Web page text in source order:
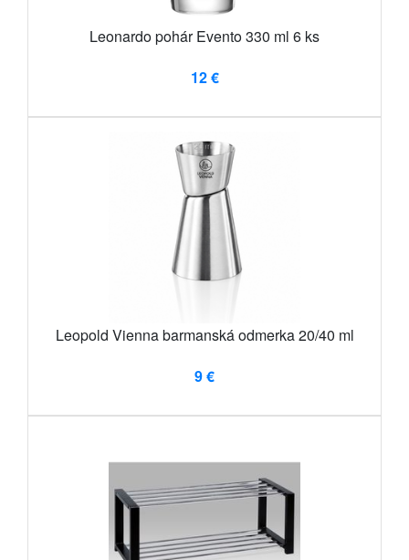
Leonardo pohár Evento 330 ml 6 ks
12 €
Leopold Vienna barmanská odmerka 20/40 ml
9 €